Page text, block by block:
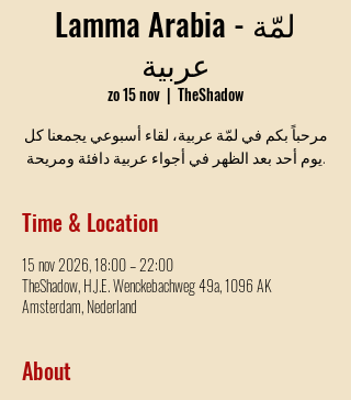
Lamma Arabia - لمّة
عربية
zo 15 nov
  |
TheShadow
مرحباً بكم في لمّة عربية، لقاء أسبوعي يجمعنا كل
يوم أحد بعد الظهر في أجواء عربية دافئة ومريحة.
Time & Location
15 nov 2026, 18:00 – 22:00
TheShadow, H.J.E. Wenckebachweg 49a, 1096 AK
Amsterdam, Nederland
About